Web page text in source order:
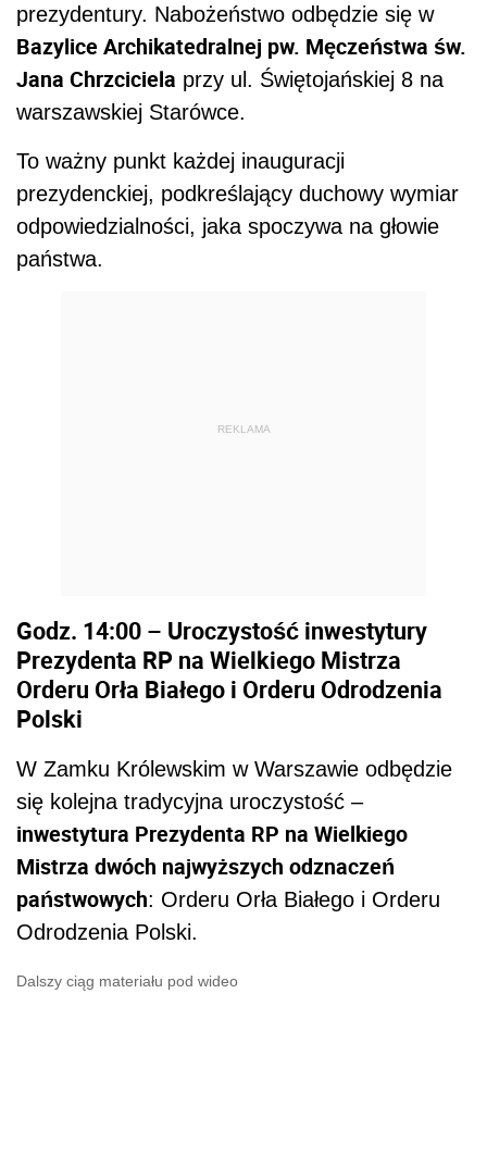
prezydentury. Nabożeństwo odbędzie się w
Bazylice Archikatedralnej pw. Męczeństwa św.
Jana Chrzciciela przy ul. Świętojańskiej 8 na
warszawskiej Starówce.
To ważny punkt każdej inauguracji
prezydenckiej, podkreślający duchowy wymiar
odpowiedzialności, jaka spoczywa na głowie
państwa.
REKLAMA
Godz. 14:00 – Uroczystość inwestytury
Prezydenta RP na Wielkiego Mistrza
Orderu Orła Białego i Orderu Odrodzenia
Polski
W Zamku Królewskim w Warszawie odbędzie
się kolejna tradycyjna uroczystość –
inwestytura Prezydenta RP na Wielkiego
Mistrza dwóch najwyższych odznaczeń
państwowych: Orderu Orła Białego i Orderu
Odrodzenia Polski.
Dalszy ciąg materiału pod wideo